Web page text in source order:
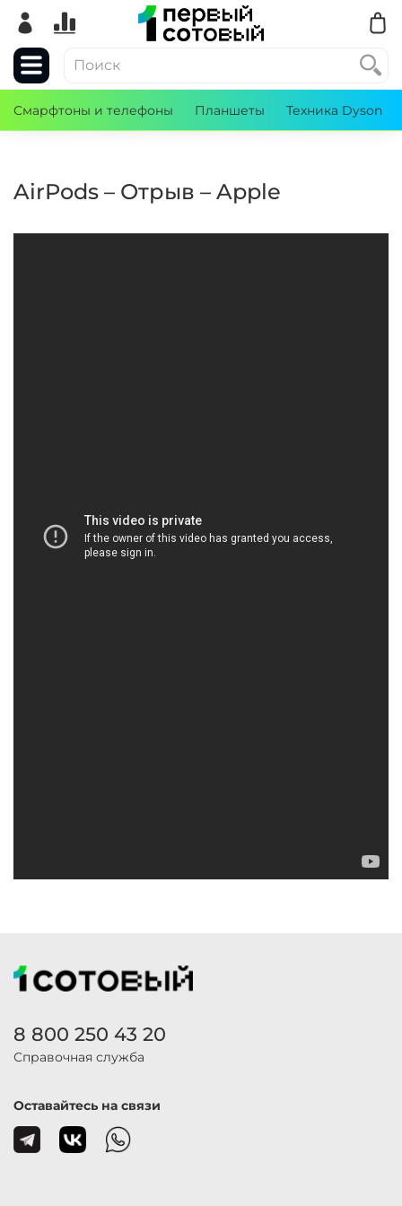
Смарфтоны и телефоны Планшеты Техника Dyson
AirPods – Отрыв – Apple
8 800 250 43 20
Справочная служба
Оставайтесь на связи